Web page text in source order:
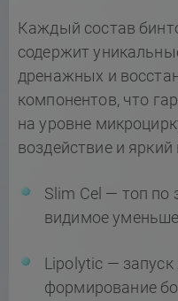
Каждый состав
содержит
дренажных и
компонентов, что
на уровне
воздействие и
Slim Cel — топ по
видимое
Lipolytic —
формирование